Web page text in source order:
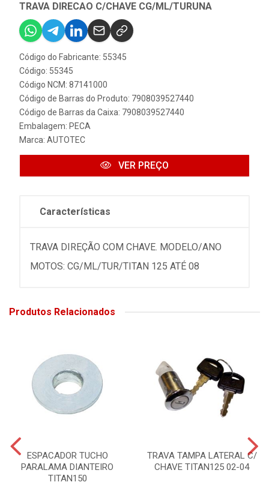
TRAVA DIRECAO C/CHAVE CG/ML/TURUNA
Código do Fabricante: 55345
Código: 55345
Código NCM: 87141000
Código de Barras do Produto: 7908039527440
Código de Barras da Caixa: 7908039527440
Embalagem: PECA
Marca: AUTOTEC
VER PREÇO
Características
TRAVA DIREÇÃO COM CHAVE. MODELO/ANO
MOTOS: CG/ML/TUR/TITAN 125 ATÉ 08
Produtos Relacionados
ESPACADOR TUCHO
PARALAMA DIANTEIRO
TITAN150
TRAVA TAMPA LATERAL C/
CHAVE TITAN125 02-04